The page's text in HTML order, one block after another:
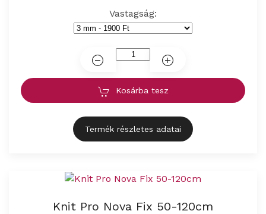
Vastagság:
Kosárba tesz
Termék részletes adatai
Knit Pro Nova Fix 50-120cm